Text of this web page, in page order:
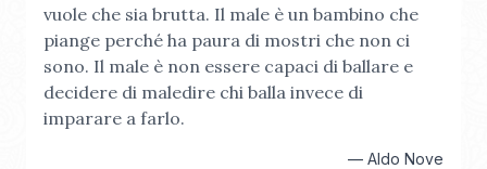
vuole che sia brutta. Il male è un bambino che
piange perché ha paura di mostri che non ci
sono. Il male è non essere capaci di ballare e
decidere di maledire chi balla invece di
imparare a farlo.
— Aldo Nove